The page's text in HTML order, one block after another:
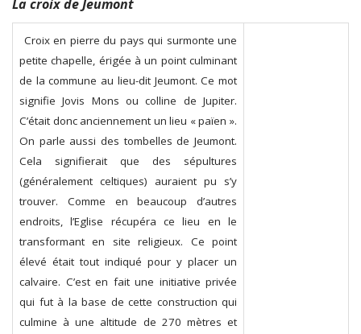
La croix de Jeumont
Croix en pierre du pays qui surmonte une
petite chapelle, érigée à un point culminant
de la commune au lieu-dit Jeumont. Ce mot
signifie Jovis Mons ou colline de Jupiter.
C’était donc anciennement un lieu « païen ».
On parle aussi des tombelles de Jeumont.
Cela signifierait que des sépultures
(généralement celtiques) auraient pu s’y
trouver. Comme en beaucoup d’autres
endroits, l’Eglise récupéra ce lieu en le
transformant en site religieux. Ce point
élevé était tout indiqué pour y placer un
calvaire. C’est en fait une initiative privée
qui fut à la base de cette construction qui
culmine à une altitude de 270 mètres et